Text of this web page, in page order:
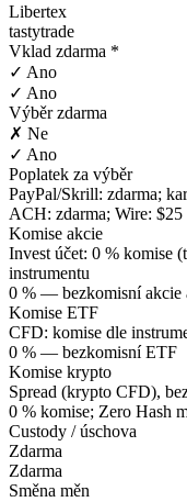
Libertex
tastytrade
Vklad zdarma *
✓ Ano
✓ Ano
Výběr zdarma
✗ Ne
✓ Ano
Poplatek za výběr
PayPal/Skrill: zdarma;
ACH: zdarma; Wire: $25
Komise akcie
Invest účet: 0 % komise
instrumentu
0 % — bezkomisní akcie
Komise ETF
CFD: komise dle
0 % — bezkomisní ETF
Komise krypto
Spread (krypto CFD),
0 % komise; Zero Hash
Custody / úschova
Zdarma
Zdarma
Směna měn